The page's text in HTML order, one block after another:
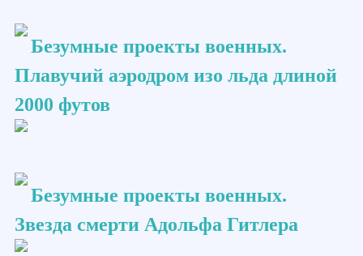
Безумные проекты военных.
Плавучий аэродром изо льда длиной
2000 футов
Безумные проекты военных.
Звезда смерти Адольфа Гитлера